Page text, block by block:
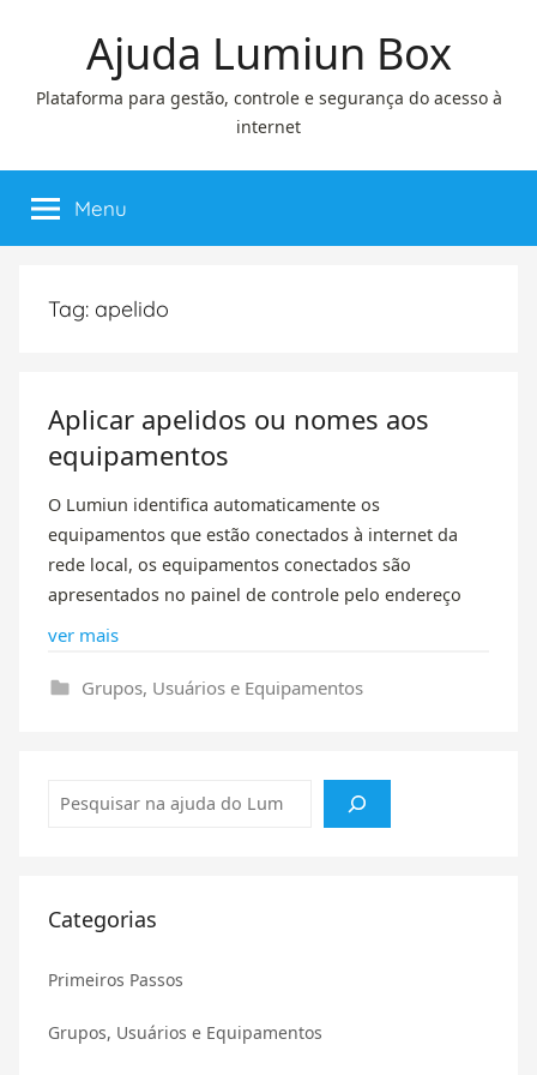
Ajuda Lumiun Box
Plataforma para gestão, controle e segurança do acesso à
internet
Menu
Tag: apelido
Aplicar apelidos ou nomes aos
equipamentos
O Lumiun identifica automaticamente os
equipamentos que estão conectados à internet da
rede local, os equipamentos conectados são
apresentados no painel de controle pelo endereço
ver mais
Grupos, Usuários e Equipamentos
Pesquisar
Categorias
Primeiros Passos
Grupos, Usuários e Equipamentos